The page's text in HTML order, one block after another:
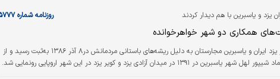
یزد و یاسبرین با هم دیدار کردند روزنامه شماره ۵۷۷۷
همکاری دو شهر خواهرخوانده
خواهرخواندگی دو شهر یزد ایران و یاسبرین مجارستان به دلیل ریشه‌‌‌‌های باستانی مردمانش در۸ آذر ۱۳۸۶ به‌ثبت رسید و از
آزادی یزد و کویر یزد در این شهر اروپایی رونمایی شد.